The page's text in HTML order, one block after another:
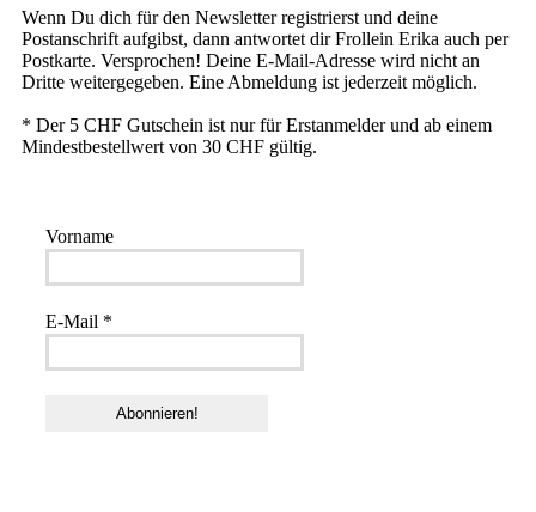
Wenn Du dich für den Newsletter registrierst und deine
Postanschrift aufgibst, dann antwortet dir Frollein Erika auch per
Postkarte. Versprochen! Deine E-Mail-Adresse wird nicht an
Dritte weitergegeben. Eine Abmeldung ist jederzeit möglich.
* Der 5 CHF Gutschein ist nur für Erstanmelder und ab einem
Mindestbestellwert von 30 CHF gültig.
Vorname
E-Mail *